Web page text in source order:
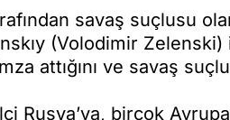
savaş suçlusu
(Volodimir
attığını ve savaş
Rusya’ya, birçok